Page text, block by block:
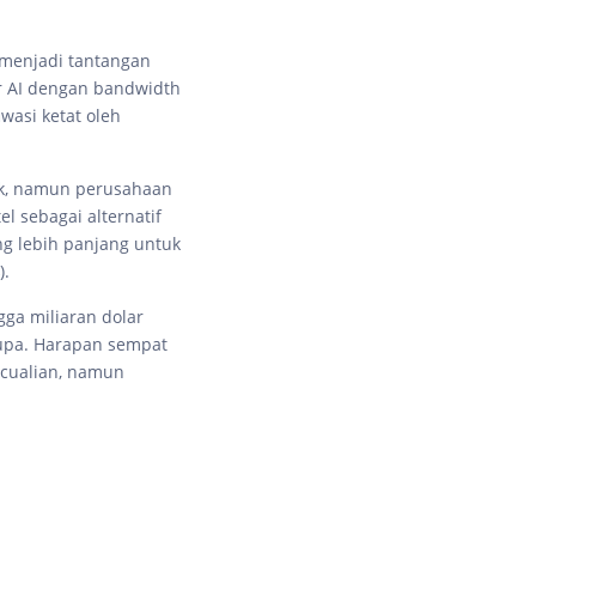
tantangan
AI dengan bandwidth
ketat oleh
namun perusahaan
sebagai alternatif
lebih panjang untuk
miliaran dolar
Harapan sempat
namun